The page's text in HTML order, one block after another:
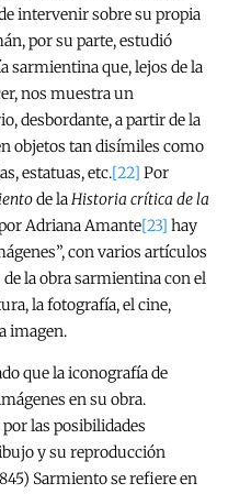
intervenir sobre su propia
por su parte, estudió
sarmientina que, lejos de la
nos muestra un
desbordante, a partir de la
objetos tan disímiles como
estatuas, etc.[22] Por
de laHistoria crítica de la
Adriana Amante[23] hay
con varios artículos
la obra sarmientina con el
la fotografía, el cine,
imagen.
que la iconografía de
en su obra.
las posibilidades
y su reproducción
Sarmiento se refiere en